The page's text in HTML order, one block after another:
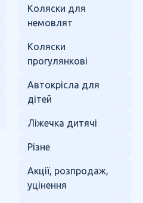
Коляски для
немовлят
Коляски
прогулянкові
Автокрісла для
дітей
Ліжечка дитячі
Різне
Акції, розпродаж,
уцінення